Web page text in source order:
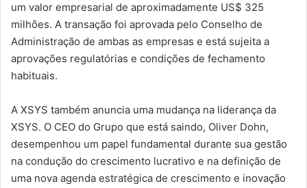
um valor empresarial de aproximadamente US$ 325
milhões. A transação foi aprovada pelo Conselho de
Administração de ambas as empresas e está sujeita a
aprovações regulatórias e condições de fechamento
habituais.
A XSYS também anuncia uma mudança na liderança da
XSYS. O CEO do Grupo que está saindo, Oliver Dohn,
desempenhou um papel fundamental durante sua gestão
na condução do crescimento lucrativo e na definição de
uma nova agenda estratégica de crescimento e inovação